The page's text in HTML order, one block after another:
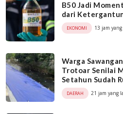
B50 Jadi
dari
EKONOMI 13 jam
Warga
Trotoar Senilai
Setahun Sudah
DAERAH 21 jam yang